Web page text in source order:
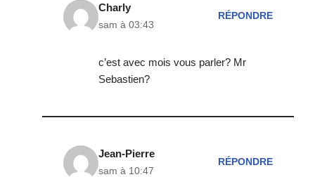
Charly
sam à 03:43
RÉPONDRE
c’est avec mois vous parler? Mr
Sebastien?
Jean-Pierre
sam à 10:47
RÉPONDRE